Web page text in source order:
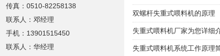
传真：0510-82258138
联系人：邓经理
手机：13901515450
联系人：华经理
双螺杆失重式喂料机的原理
失重式喂料机厂家为您详细
失重式喂料机系统工作原理